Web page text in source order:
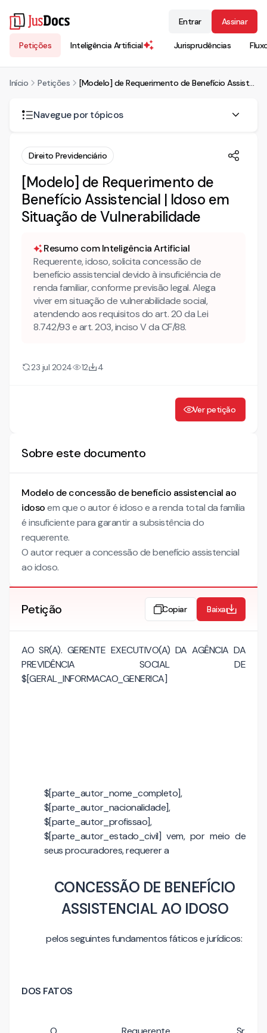
Petições Inteligência Artificial Jurisprudências
Entrar Assinar
Início Petições [Modelo] de Requerimento de Benefício Assistencial | Idoso em Situação de Vulnerabilidade
Navegue por tópicos
CONCESSÃO DE BENEFÍCIO ASSISTENCIAL AO IDOSO
DO DIREITO
Direito Previdenciário
[Modelo] de Requerimento de
Benefício Assistencial | Idoso em
Situação de Vulnerabilidade
Resumo com Inteligência Artificial
Requerente, idoso, solicita concessão de
benefício assistencial devido à insuficiência de
renda familiar, conforme previsão legal. Alega
viver em situação de vulnerabilidade social,
atendendo aos requisitos do art. 20 da Lei
8.742/93 e art. 203, inciso V da CF/88.
23 jul 2024 12 4
Ver petição
Sobre este documento
Modelo de concessão de benefício assistencial ao
idosoem que o autor é idoso e a renda total da família
é insuficiente para garantir a subsistência do
requerente.
O autor requer a concessão de benefício assistencial
ao idoso.
Petição Copiar Baixar
AO SR(A). GERENTE EXECUTIVO(A) DA AGÊNCIA DA
PREVIDÊNCIA SOCIAL DE
$[GERAL_INFORMACAO_GENERICA]
$[parte_autor_nome_completo],
$[parte_autor_nacionalidade],
$[parte_autor_profissao],
$[parte_autor_estado_civil] vem, por meio de
seus procuradores, requerer a
CONCESSÃO DE BENEFÍCIO
ASSISTENCIAL AO IDOSO
pelos seguintes fundamentos fáticos e jurídicos:
DOS FATOS